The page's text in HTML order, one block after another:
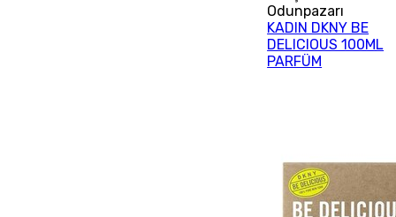
Odunpazarı
KADIN DKNY BE
DELICIOUS 100ML
PARFÜM